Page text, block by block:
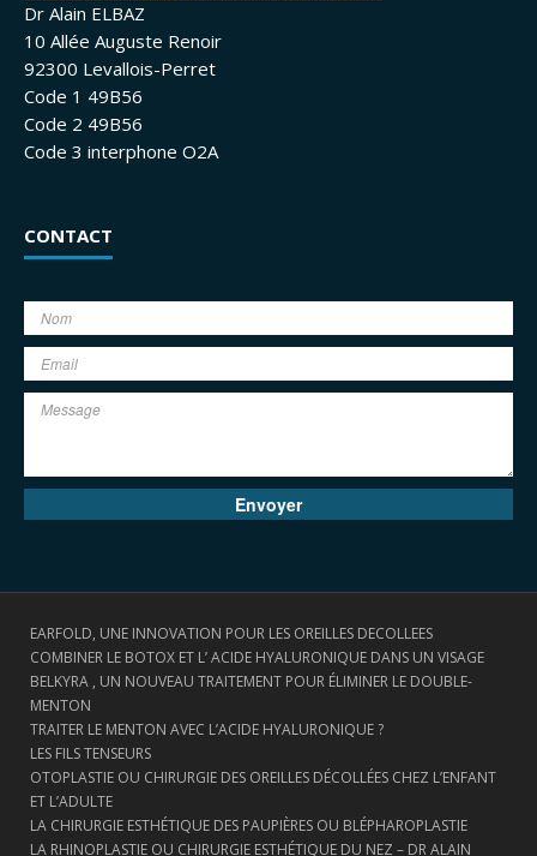
Dr Alain ELBAZ
10 Allée Auguste Renoir
92300 Levallois-Perret
Code 1 49B56
Code 2 49B56
Code 3 interphone O2A
CONTACT
EARFOLD, UNE INNOVATION POUR LES OREILLES DECOLLEES
COMBINER LE BOTOX ET L’ ACIDE HYALURONIQUE DANS UN VISAGE
BELKYRA , UN NOUVEAU TRAITEMENT POUR ÉLIMINER LE DOUBLE-
MENTON
TRAITER LE MENTON AVEC L’ACIDE HYALURONIQUE ?
LES FILS TENSEURS
OTOPLASTIE OU CHIRURGIE DES OREILLES DÉCOLLÉES CHEZ L’ENFANT
ET L’ADULTE
LA CHIRURGIE ESTHÉTIQUE DES PAUPIÈRES OU BLÉPHAROPLASTIE
LA RHINOPLASTIE OU CHIRURGIE ESTHÉTIQUE DU NEZ – DR ALAIN